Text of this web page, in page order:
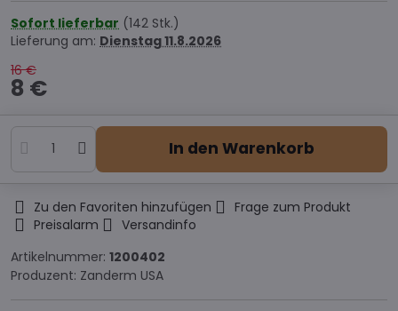
Sofort lieferbar (142 Stk.)
Lieferung am: Dienstag11.8.2026
16 €
8 €
In den Warenkorb
Zu den Favoriten hinzufügen
Frage zum Produkt
Preisalarm
Versandinfo
Artikelnummer: 1200402
Produzent: Zanderm USA